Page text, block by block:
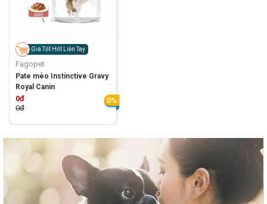
Giá Tốt Hốt Liền Tay
Fagopet
Pate mèo Instinctive Gravy
Royal Canin
0đ
0đ
0%